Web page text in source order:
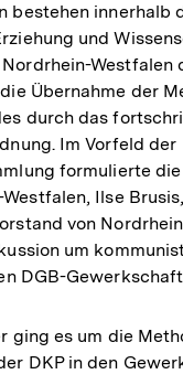
bestehen innerhalb
und
Westfalen
Übernahme der
durch das
Im Vorfeld der
formulierte
Ilse
von
um
DGB-
ging es um die
DKP in den